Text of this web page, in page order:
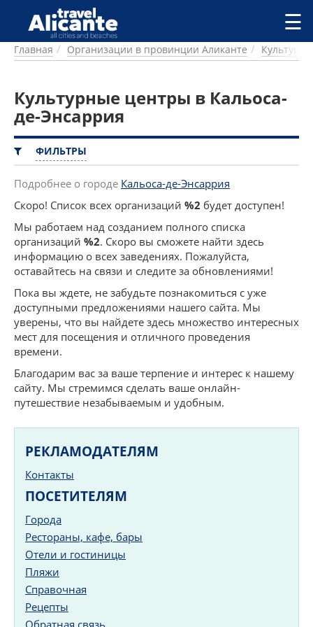
Перейти к основному содержанию
ГОРОДА
ПИТАНИЕ
ПРОЖИВАНИЕ
ПЛЯЖИ
ДОСТОПРИМЕЧАТЕЛЬНОСТИ
КЕМПИНГ
КОМАРКИ (РАЙОНЫ)
РЕЦЕПТЫ
ПРЕДЛОЖЕНИЯ
СТАТЬИ
УСЛУГИ
☰
Главная Организации в провинции Аликанте
Культурные центры в Кальоса-
де-Энсаррия
ФИЛЬТРЫ
Подробнее о городе Кальоса-де-Энсаррия
Скоро! Список всех организаций %2 будет доступен!
Мы работаем над созданием полного списка
организаций %2. Скоро вы сможете найти здесь
информацию о всех заведениях. Пожалуйста,
оставайтесь на связи и следите за обновлениями!
Пока вы ждете, не забудьте познакомиться с уже
доступными предложениями нашего сайта. Мы
уверены, что вы найдете здесь множество интересных
мест для посещения и отличного проведения
времени.
Благодарим вас за ваше терпение и интерес к нашему
сайту. Мы стремимся сделать ваше онлайн-
путешествие незабываемым и удобным.
РЕКЛАМОДАТЕЛЯМ
Контакты
ПОСЕТИТЕЛЯМ
Города
Рестораны, кафе, бары
Отели и гостиницы
Пляжи
Справочная
Рецепты
Обратная связь